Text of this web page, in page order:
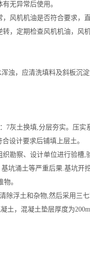
有无异常后使用。
，风机机油是否符合要求，
，定期检查风机机油，风
浊，应清洗填料及斜板沉
7灰土换填,分层夯实。压
设计要求后铺填上层土。
勘察、设计单位进行验
坑涌土等严重后果.基坑开
物。
除浮土和杂物,然后采用三
土，混凝土垫层厚度为